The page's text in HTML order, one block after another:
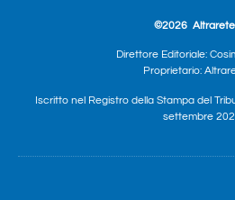
©2026 Altrarete
Direttore Editoriale:
Proprietario:
Iscritto nel Registro della Stampa del
settembre